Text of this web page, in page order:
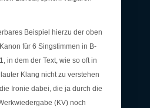
Beispiel hierzu der oben
für 6 Singstimmen in B-
in dem der Text, wie so oft in
Klang nicht zu verstehen
Ironie dabei, die ja durch die
(KV) noch